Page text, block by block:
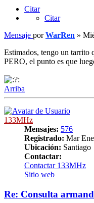
Citar
Citar
Mensaje porWarRen »
Estimados, tengo un tarrito
PERO, el punto es que
Arriba
133MHz
Mensajes: 576
Registrado: Mar
Ubicación: Santiago
Contactar:
Contactar 133MHz
Sitio web
Re: Consulta